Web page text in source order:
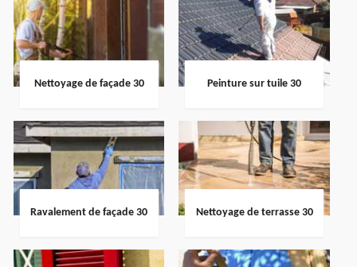
Nettoyage de façade 30 Peinture sur tuile 30
Ravalement de façade 30 Nettoyage de terrasse 30